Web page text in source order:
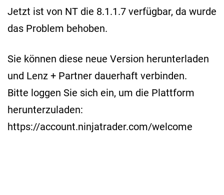
Jetzt ist von NT die 8.1.1.7 verfügbar, da wurde
das Problem behoben.
Sie können diese neue Version herunterladen
und Lenz + Partner dauerhaft verbinden.
Bitte loggen Sie sich ein, um die Plattform
herunterzuladen:
https://account.ninjatrader.com/welcome